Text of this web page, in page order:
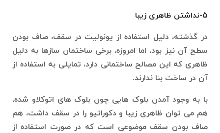
5-نداشتن ظاهری زیبا
در گذشته، دلیل استفاده از یونولیت در سقف، صاف بودن
سطح آن نیز بود، اما امروزه، برخی ساختمان سازها به دلیل
ظاهری که این مصالح ساختمانی دارد، تمایلی به استفاده از
آن در ساخت بنا ندارند.
با به وجود آمدن بلوک هایی چون بلوک های اتوکلاو شده،
هم می توان ظاهری زیبا و دکوراتیو را در سقف داشت، هم
صاف بودن سقف موضوعی است که در صورت استفاده از